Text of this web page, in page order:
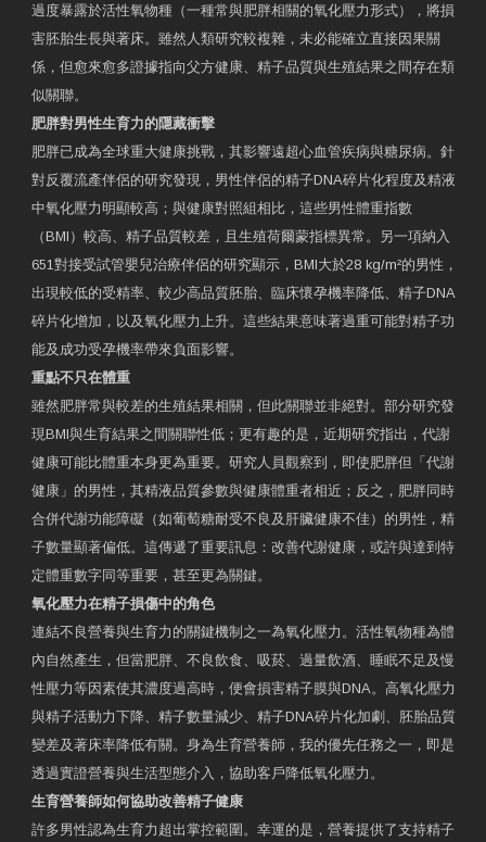
過度暴露於活性氧物種（一種常與肥胖相關的氧化壓力形式），將損
害胚胎生長與著床。雖然人類研究較複雜，未必能確立直接因果關
係，但愈來愈多證據指向父方健康、精子品質與生殖結果之間存在類
似關聯。
肥胖對男性生育力的隱藏衝擊
肥胖已成為全球重大健康挑戰，其影響遠超心血管疾病與糖尿病。針
對反覆流產伴侶的研究發現，男性伴侶的精子DNA碎片化程度及精液
中氧化壓力明顯較高；與健康對照組相比，這些男性體重指數
（BMI）較高、精子品質較差，且生殖荷爾蒙指標異常。另一項納入
651對接受試管嬰兒治療伴侶的研究顯示，BMI大於28 kg/m²的男性，
出現較低的受精率、較少高品質胚胎、臨床懷孕機率降低、精子DNA
碎片化增加，以及氧化壓力上升。這些結果意味著過重可能對精子功
能及成功受孕機率帶來負面影響。
重點不只在體重
雖然肥胖常與較差的生殖結果相關，但此關聯並非絕對。部分研究發
現BMI與生育結果之間關聯性低；更有趣的是，近期研究指出，代謝
健康可能比體重本身更為重要。研究人員觀察到，即使肥胖但「代謝
健康」的男性，其精液品質參數與健康體重者相近；反之，肥胖同時
合併代謝功能障礙（如葡萄糖耐受不良及肝臟健康不佳）的男性，精
子數量顯著偏低。這傳遞了重要訊息：改善代謝健康，或許與達到特
定體重數字同等重要，甚至更為關鍵。
氧化壓力在精子損傷中的角色
連結不良營養與生育力的關鍵機制之一為氧化壓力。活性氧物種為體
內自然產生，但當肥胖、不良飲食、吸菸、過量飲酒、睡眠不足及慢
性壓力等因素使其濃度過高時，便會損害精子膜與DNA。高氧化壓力
與精子活動力下降、精子數量減少、精子DNA碎片化加劇、胚胎品質
變差及著床率降低有關。身為生育營養師，我的優先任務之一，即是
透過實證營養與生活型態介入，協助客戶降低氧化壓力。
生育營養師如何協助改善精子健康
許多男性認為生育力超出掌控範圍。幸運的是，營養提供了支持精子